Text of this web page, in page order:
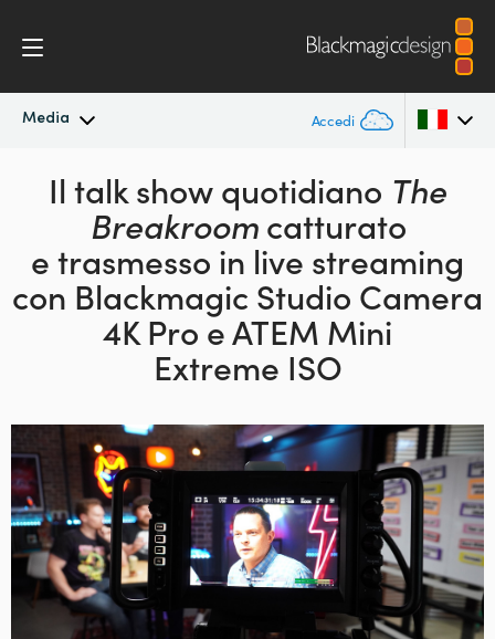
Media Accedi
In primo piano
Immagini per i media
Argentina
Australia
Austria
Brazil
China
Denmark
Finland
France
Germany
Il talk show quotidiano The
Breakroom catturato
e trasmesso in live streaming
con Blackmagic Studio Camera
4K Pro e ATEM Mini
Extreme ISO